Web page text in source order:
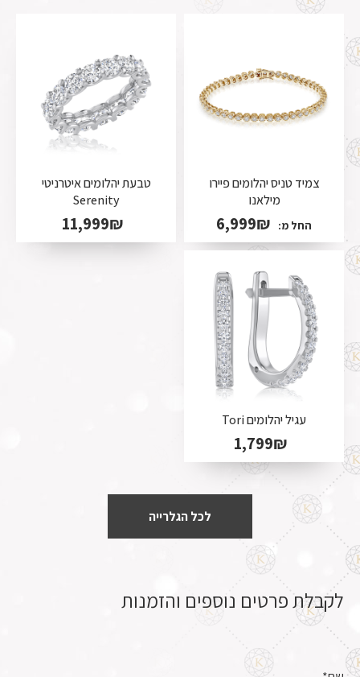
צמיד טניס יהלומים פיירו
מילאנו
החל מ: 6,999₪
טבעת יהלומים איטרניטי
Serenity
11,999₪
עגיל יהלומים Tori
1,799₪
לכל הגלרייה
לקבלת פרטים נוספים והזמנות